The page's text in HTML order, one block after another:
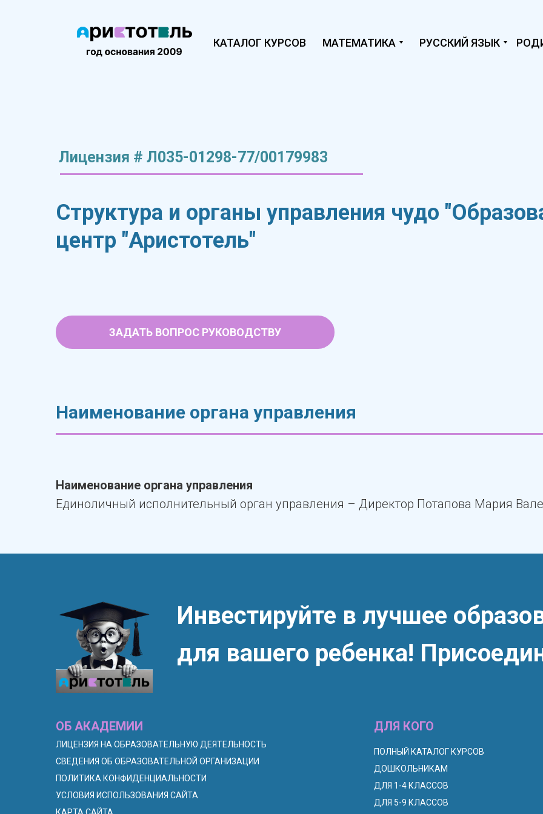
МАТЕМАТИКА
КАТАЛОГ КУРСОВ РУССКИЙ ЯЗЫК
ЗАДАТЬ ВОПРОС РУКОВОДСТВУ
Структура и органы управления чудо
центр "Аристотель"
Лицензия # Л035-01298-77/00179983
Наименование органа управления
Наименование органа управления
Единоличный исполнительный орган управления – Директор Потапова Мария
ЛИЦЕНЗИЯ НА ОБРАЗОВАТЕЛЬНУЮ ДЕЯТЕЛЬНОСТЬ
СВЕДЕНИЯ ОБ ОБРАЗОВАТЕЛЬНОЙ ОРГАНИЗАЦИИ
ПОЛИТИКА КОНФИДЕНЦИАЛЬНОСТИ
УСЛОВИЯ ИСПОЛЬЗОВАНИЯ САЙТА
ОБ АКАДЕМИИ ДЛЯ КОГО
ДОШКОЛЬНИКАМ
ПОЛНЫЙ КАТАЛОГ КУРСОВ
ДЛЯ 1-4 КЛАССОВ
ДЛЯ 5-9 КЛАССОВ
Инвестируйте в лучшее
для вашего ребенка!